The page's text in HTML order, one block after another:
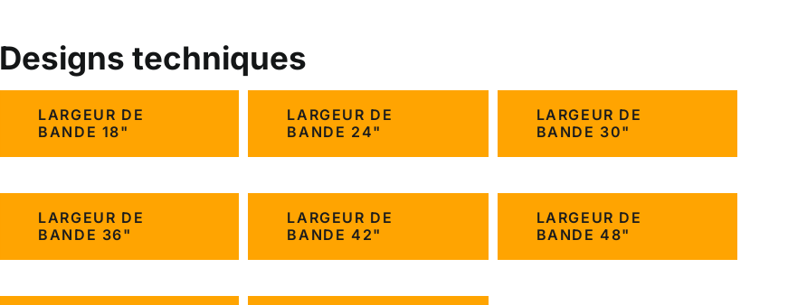
Designs techniques
LARGEUR DE
BANDE 18"
LARGEUR DE
BANDE 24"
LARGEUR DE
BANDE 30"
LARGEUR DE
BANDE 36"
LARGEUR DE
BANDE 42"
LARGEUR DE
BANDE 48"